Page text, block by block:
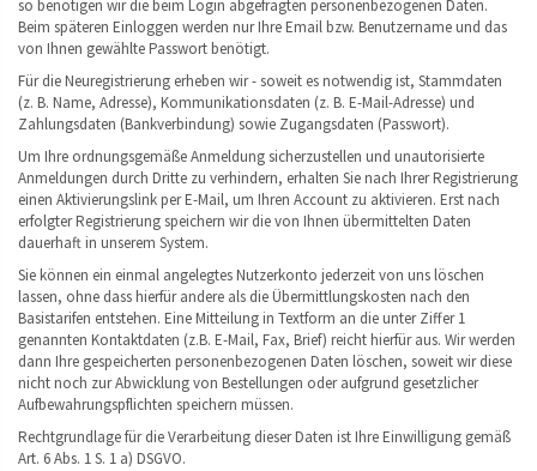
so benötigen wir die beim Login abgefragten personenbezogenen Daten.
Beim späteren Einloggen werden nur Ihre Email bzw. Benutzername und das
von Ihnen gewählte Passwort benötigt.
Für die Neuregistrierung erheben wir - soweit es notwendig ist, Stammdaten
(z. B. Name, Adresse), Kommunikationsdaten (z. B. E-Mail-Adresse) und
Zahlungsdaten (Bankverbindung) sowie Zugangsdaten (Passwort).
Um Ihre ordnungsgemäße Anmeldung sicherzustellen und unautorisierte
Anmeldungen durch Dritte zu verhindern, erhalten Sie nach Ihrer Registrierung
einen Aktivierungslink per E-Mail, um Ihren Account zu aktivieren. Erst nach
erfolgter Registrierung speichern wir die von Ihnen übermittelten Daten
dauerhaft in unserem System.
Sie können ein einmal angelegtes Nutzerkonto jederzeit von uns löschen
lassen, ohne dass hierfür andere als die Übermittlungskosten nach den
Basistarifen entstehen. Eine Mitteilung in Textform an die unter Ziffer 1
genannten Kontaktdaten (z.B. E-Mail, Fax, Brief) reicht hierfür aus. Wir werden
dann Ihre gespeicherten personenbezogenen Daten löschen, soweit wir diese
nicht noch zur Abwicklung von Bestellungen oder aufgrund gesetzlicher
Aufbewahrungspflichten speichern müssen.
Rechtgrundlage für die Verarbeitung dieser Daten ist Ihre Einwilligung gemäß
Art. 6 Abs. 1 S. 1 a) DSGVO.